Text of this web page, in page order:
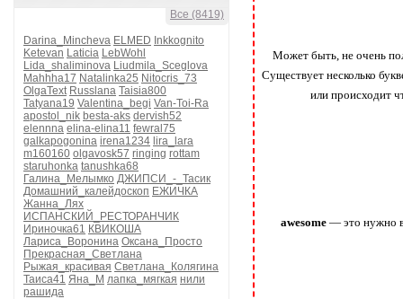
Все (8419)
Darina_Mincheva ELMED Inkkognito
Ketevan Laticia LebWohl
Lida_shaliminova Liudmila_Sceglova
Mahhha17 Natalinka25 Nitocris_73
OlgaText Russlana Taisia800
Tatyana19 Valentina_begi Van-Toi-Ra
apostol_nik besta-aks dervish52
elennna elina-elina11 fewral75
galkapogonina irena1234 lira_lara
m160160 olgavosk57 ringing rottam
staruhonka tanushka68
Галина_Мелымко ДЖИПСИ_-_Тасик
Домашний_калейдоскоп ЕЖИЧКА
Жанна_Лях
ИСПАНСКИЙ_РЕСТОРАНЧИК
Ириночка61 КВИКОША
Лариса_Воронина Оксана_Просто
Прекрасная_Светлана
Рыжая_красивая Светлана_Колягина
Таиса41 Яна_М лапка_мягкая нили
рашида
Может быть, не очень
Существует несколько
или происходит
awesome— это нужно